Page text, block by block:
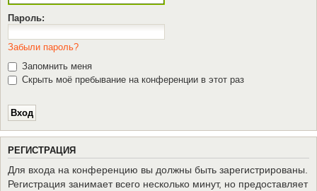
Пароль:
Забыли пароль?
Запомнить меня
Скрыть моё пребывание на конференции в этот раз
РЕГИСТРАЦИЯ
Для входа на конференцию вы должны быть зарегистрированы.
Регистрация занимает всего несколько минут, но предоставляет